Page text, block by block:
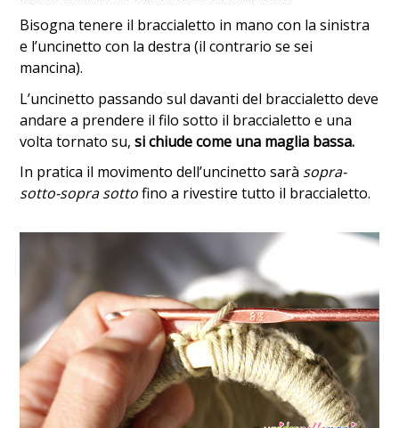
Bisogna tenere il braccialetto in mano con la sinistra
e l’uncinetto con la destra (il contrario se sei
mancina).
L’uncinetto passando sul davanti del braccialetto deve
andare a prendere il filo sotto il braccialetto e una
volta tornato su,si chiude come una maglia bassa.
In pratica il movimento dell’uncinetto sarà sopra-
sotto-sopra sottofino a rivestire tutto il braccialetto.